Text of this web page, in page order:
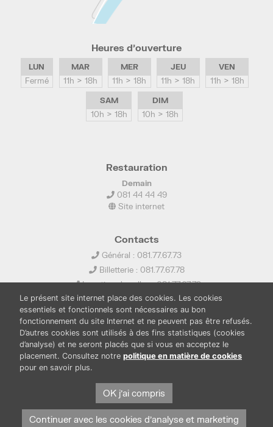
Heures d’ouverture
LUN
Fermé
MAR
11h > 18h
MER
11h > 18h
JEU
11h > 18h
VEN
11h > 18h
SAM
10h > 18h
DIM
10h > 18h
Restauration
Demain
081 44 44 49
Site internet
Contacts
Général : 081.77.67.73
Billetterie : 081.77.67.78
Location de salles : 081.77.67.79
info@ledelta.be
BOUTIQUE
Le présent site internet place des cookies. Les cookies
essentiels et fonctionnels sont nécessaires au bon
fonctionnement du site Internet et ne peuvent pas être refusés.
D’autres cookies sont utilisés à des fins statistiques (cookies
d’analyse) et ne seront placés que si vous en acceptez le
placement. Consultez notre politique en matière de cookies
pour en savoir plus.
OK j'ai compris
Continuer avec les cookies d'analyse et marketing